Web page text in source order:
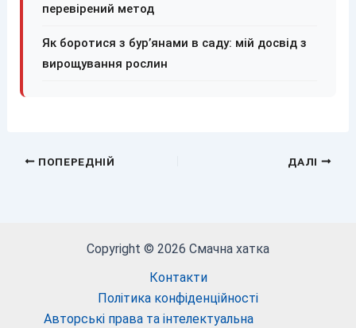
перевірений метод
Як боротися з бур’янами в саду: мій досвід з
вирощування рослин
ПОПЕРЕДНІЙ ДАЛІ
Copyright © 2026 Смачна хатка
Контакти
Політика конфіденційності
Авторські права та інтелектуальна